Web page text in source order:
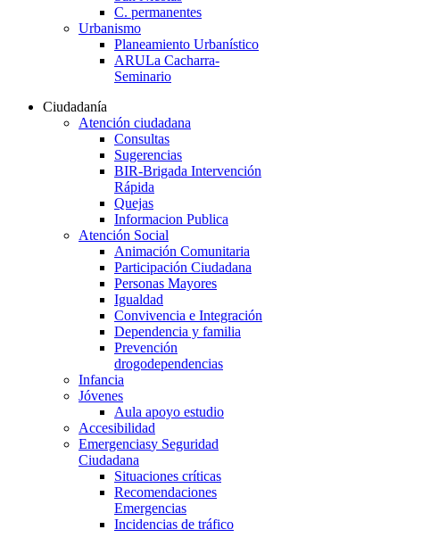
C. permanentes
Urbanismo
Planeamiento Urbanístico
ARULa Cacharra-
Seminario
Ciudadanía
Atención ciudadana
Consultas
Sugerencias
BIR-Brigada Intervención
Rápida
Quejas
Informacion Publica
Atención Social
Animación Comunitaria
Participación Ciudadana
Personas Mayores
Igualdad
Convivencia e Integración
Dependencia y familia
Prevención
drogodependencias
Infancia
Jóvenes
Aula apoyo estudio
Accesibilidad
Emergenciasy Seguridad
Ciudadana
Situaciones críticas
Recomendaciones
Emergencias
Incidencias de tráfico